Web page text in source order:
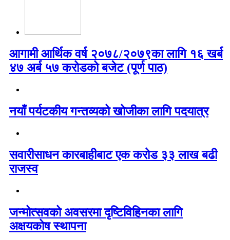
आगामी आर्थिक वर्ष २०७८/२०७९का लागि १६ खर्ब
४७ अर्ब ५७ करोडको बजेट (पूर्ण पाठ)
नयाँ पर्यटकीय गन्तव्यको खोजीका लागि पदयात्र
सवारीसाधन कारबाहीबाट एक करोड ३३ लाख बढी
राजस्व
जन्मोत्सवको अवसरमा दृष्टिविहिनका लागि
अक्षयकोष स्थापना